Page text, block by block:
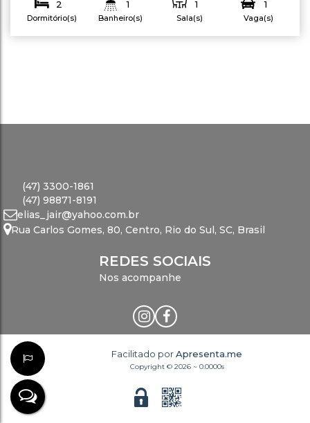
2
Dormitório(s)
1
Banheiro(s)
Privativo:52.00m²
1
Sala(s)
1
Vaga(s)
Útil:58.88m²
(47) 3300-1861
(47) 98871-8191
elias_jair@yahoo.com.br
Rua Carlos Gomes, 80, Centro, Rio do Sul, SC, Brasil
REDES SOCIAIS
Nos acompanhe
Facilitado porApresenta.me
Copyright © 2026 ~ 0.0000s